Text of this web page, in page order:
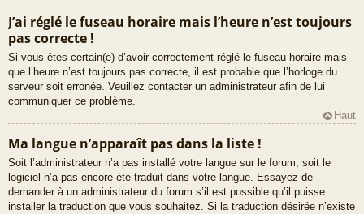
J’ai réglé le fuseau horaire mais l’heure n’est toujours
pas correcte !
Si vous êtes certain(e) d’avoir correctement réglé le fuseau horaire mais
que l’heure n’est toujours pas correcte, il est probable que l’horloge du
serveur soit erronée. Veuillez contacter un administrateur afin de lui
communiquer ce problème.
Haut
Ma langue n’apparaît pas dans la liste !
Soit l’administrateur n’a pas installé votre langue sur le forum, soit le
logiciel n’a pas encore été traduit dans votre langue. Essayez de
demander à un administrateur du forum s’il est possible qu’il puisse
installer la traduction que vous souhaitez. Si la traduction désirée n’existe